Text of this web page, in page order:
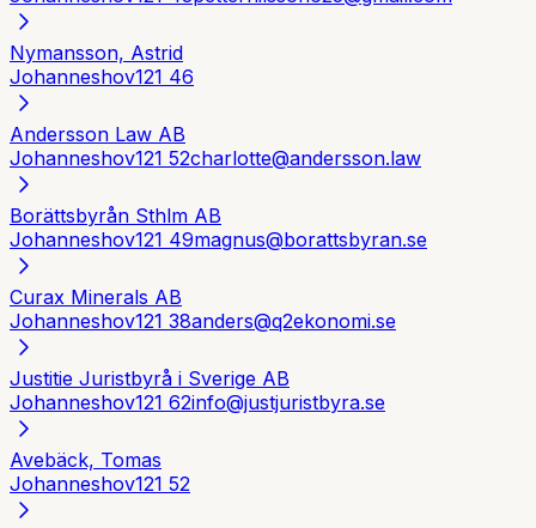
Nymansson, Astrid
Johanneshov121 46
Andersson Law AB
Johanneshov121 52charlotte@andersson.law
Borättsbyrån Sthlm AB
Johanneshov121 49magnus@borattsbyran.se
Curax Minerals AB
Johanneshov121 38anders@q2ekonomi.se
Justitie Juristbyrå i Sverige AB
Johanneshov121 62info@justjuristbyra.se
Avebäck, Tomas
Johanneshov121 52